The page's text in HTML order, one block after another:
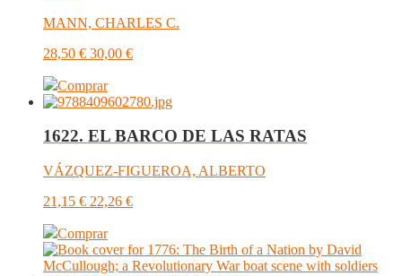
MANN, CHARLES C.
28,50 € 30,00 €
Comprar
1622. EL BARCO DE LAS RATAS
VÁZQUEZ-FIGUEROA, ALBERTO
21,15 € 22,26 €
Comprar